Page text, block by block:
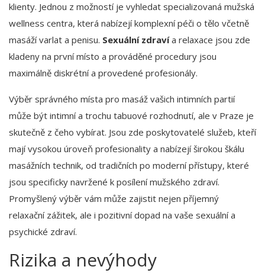
klienty. Jednou z možností je vyhledat specializovaná mužská
wellness centra, která nabízejí komplexní péči o tělo včetně
masáží varlat a penisu. Sexuální zdravía relaxace jsou zde
kladeny na první místo a prováděné procedury jsou
maximálně diskrétní a provedené profesionály.
Výběr správného místa pro masáž vašich intimních partií
může být intimní a trochu tabuové rozhodnutí, ale v Praze je
skutečně z čeho vybírat. Jsou zde poskytovatelé služeb, kteří
mají vysokou úroveň profesionality a nabízejí širokou škálu
masážních technik, od tradičních po moderní přístupy, které
jsou specificky navržené k posílení mužského zdraví.
Promyšlený výběr vám může zajistit nejen příjemný
relaxační zážitek, ale i pozitivní dopad na vaše sexuální a
psychické zdraví.
Rizika a nevýhody